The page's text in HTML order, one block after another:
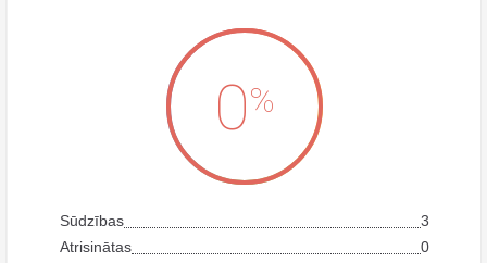
0%
Sūdzības
3
Atrisinātas
0